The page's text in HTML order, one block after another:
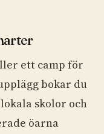
ett camp för
bokar du
skolor och
öarna